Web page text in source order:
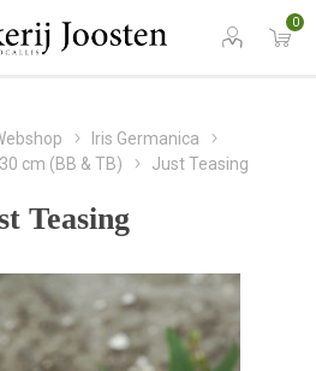
0
Iris Germanica
cm (BB & TB)
Just Teasing
Teasing